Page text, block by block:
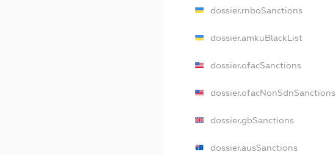
dossier.rnboSanctions
dossier.amkuBlackList
dossier.ofacSanctions
dossier.ofacNonSdnSanctions
dossier.gbSanctions
dossier.ausSanctions